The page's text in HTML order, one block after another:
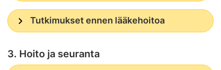
Tutkimukset ennen lääkehoitoa
3. Hoito ja seuranta